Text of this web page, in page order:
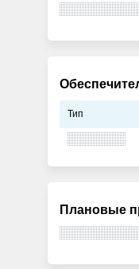
Тип
Плановые